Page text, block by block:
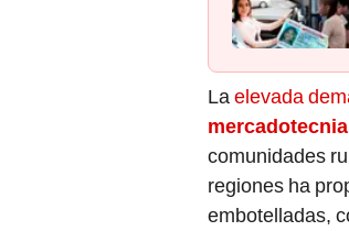
La elevada
comunidades
regiones ha
embotelladas,